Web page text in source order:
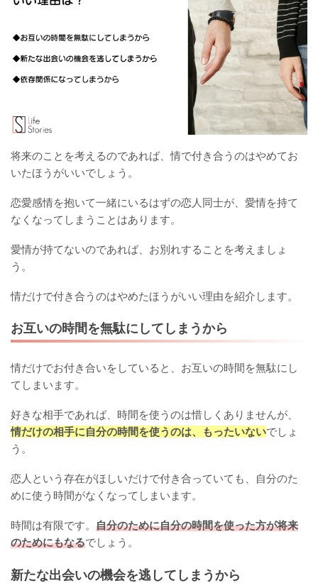
将来のことを考えるのであれば、情で付き合うのはやめてお
いたほうがいいでしょう。
恋愛感情を抱いて一緒にいるはずの恋人同士が、愛情を持て
なくなってしまうことはあります。
愛情が持てないのであれば、お別れすることを考えましょ
う。
情だけで付き合うのはやめたほうがいい理由を紹介します。
お互いの時間を無駄にしてしまうから
情だけでお付き合いをしていると、お互いの時間を無駄にし
てしまいます。
好きな相手であれば、時間を使うのは惜しくありませんが、
情だけの相手に自分の時間を使うのは、もったいないでしょ
う。
恋人という存在がほしいだけで付き合っていても、自分のた
めに使う時間がなくなってしまいます。
時間は有限です。 自分のために自分の時間を使った方が将来
のためにもなるでしょう。
新たな出会いの機会を逃してしまうから